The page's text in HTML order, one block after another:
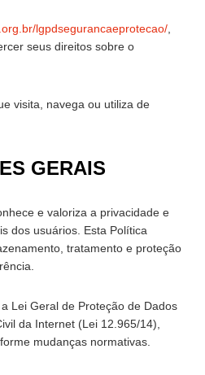
lgpdsegurancaeprotecao/
seus direitos sobre o
visita, navega ou utiliza de
GERAIS
e valoriza a privacidade e
dos usuários. Esta Política
tratamento e proteção
Lei Geral de Proteção de Dados
da Internet (Lei 12.965/14),
mudanças normativas.